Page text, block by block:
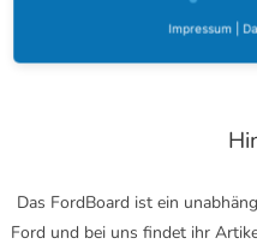
hinaus können Sie in Modell-
Das FordBoard ist ein
Ford und bei uns findet ihr
Impressum